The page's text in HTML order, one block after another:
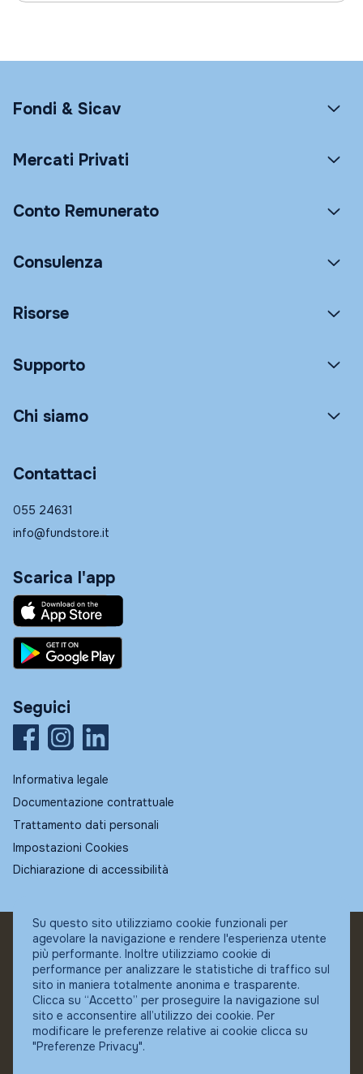
Fondi & Sicav
Mercati Privati
Conto Remunerato
Consulenza
Risorse
Supporto
Chi siamo
Contattaci
055 24631
info@fundstore.it
Scarica l'app
Seguici
Informativa legale
Documentazione contrattuale
Trattamento dati personali
Impostazioni Cookies
Dichiarazione di accessibilità
© Fundstore
Collocatore autorizzato:
Banca Ifigest SpA
P.Iva: 04337180485
Su questo sito utilizziamo cookie funzionali per
agevolare la navigazione e rendere l'esperienza utente
più performante. Inoltre utilizziamo cookie di
performance per analizzare le statistiche di traffico sul
sito in maniera totalmente anonima e trasparente.
Clicca su “Accetto” per proseguire la navigazione sul
sito e acconsentire all’utilizzo dei cookie. Per
modificare le preferenze relative ai cookie clicca su
"Preferenze Privacy".